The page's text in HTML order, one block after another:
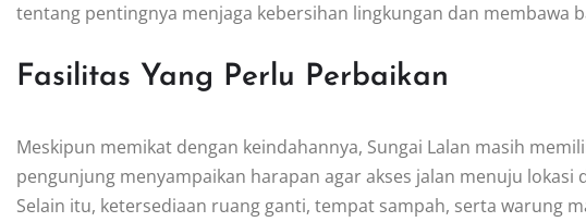
tentang pentingnya menjaga kebersihan lingkungan dan membawa
Fasilitas Yang Perlu Perbaikan
Meskipun memikat dengan keindahannya, Sungai Lalan masih
pengunjung menyampaikan harapan agar akses jalan menuju
Selain itu, ketersediaan ruang ganti, tempat sampah, serta warung